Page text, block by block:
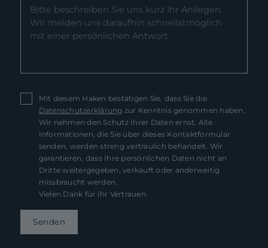
Mit diesem Haken bestätigen Sie, dass Sie die
Datenschutzerklärung zur Kenntnis genommen haben.
Wir nehmen den Schutz Ihrer Daten ernst. Alle
Informationen, die Sie über dieses Kontaktformular
senden, werden streng vertraulich behandelt. Wir
garantieren, dass Ihre persönlichen Daten nicht an
Dritte weitergegeben, verkauft oder anderweitig
missbraucht werden.
Vielen Dank für Ihr Vertrauen.
Senden